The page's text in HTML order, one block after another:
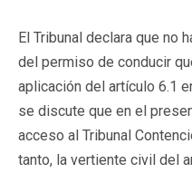
El Tribunal declara que no
del permiso de conducir
aplicación del artículo 6.1
se discute que en el
acceso al Tribunal
tanto, la vertiente civil del